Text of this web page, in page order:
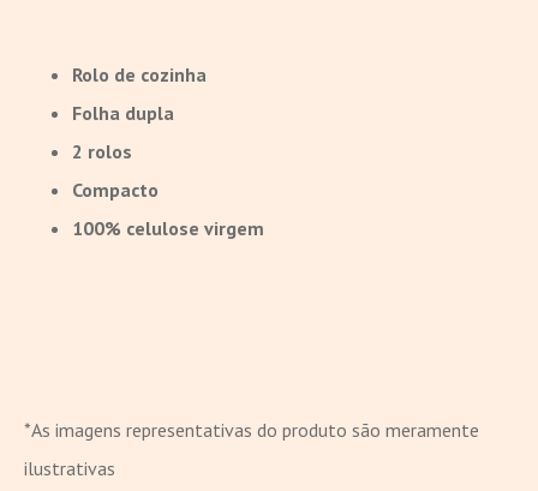
Rolo de cozinha
Folha dupla
2 rolos
Compacto
100% celulose virgem
*As imagens representativas do produto são meramente
ilustrativas